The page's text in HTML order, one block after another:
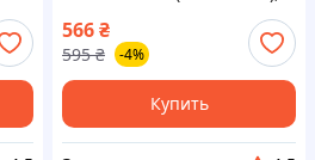
306 (1993-2001г), CITROEN
SAXO 1.1 8V (Завод) ВС
566₴
595 ₴ -4%
Купить